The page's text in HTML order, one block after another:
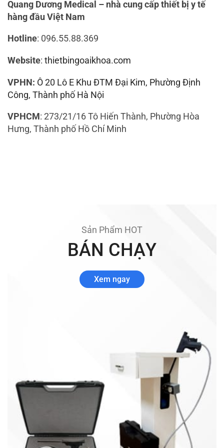
Quang Dương Medical – nhà cung cấp thiết bị y tế
hàng đầu Việt Nam
Hotline: 096.55.88.369
Website: thietbingoaikhoa.com
VPHN: Ô 20 Lô E Khu ĐTM Đại Kim, Phường Định
Công, Thành phố Hà Nội
VPHCM: 273/21/16 Tô Hiến Thành, Phường Hòa
Hưng, Thành phố Hồ Chí Minh
Sản Phẩm HOT
BÁN CHẠY
Xem ngay